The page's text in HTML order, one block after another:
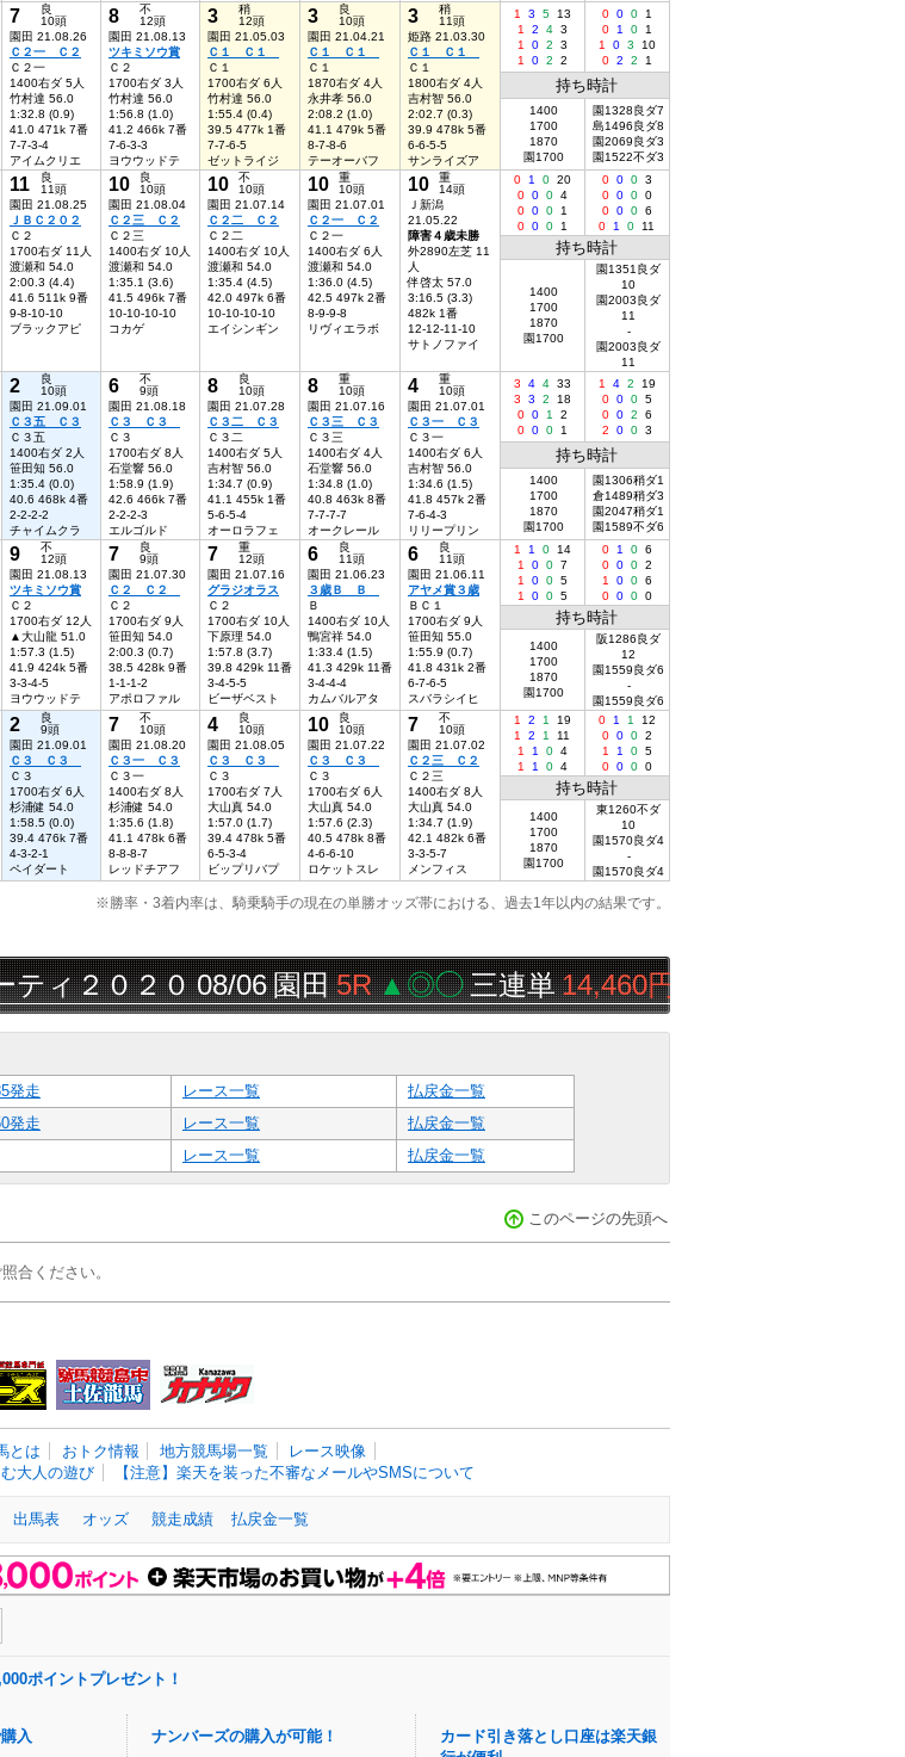
7
良
10頭
園田 21.08.26
Ｃ２一 Ｃ２
Ｃ２一
1400右ダ 5人
竹村達 56.0
1:32.8 (0.9)
41.0 471k 7番
7-7-3-4
アイムクリエ
8
不
12頭
園田 21.08.13
ツキミソウ賞
Ｃ２
1700右ダ 3人
竹村達 56.0
1:56.8 (1.0)
41.2 466k 7番
7-6-3-3
ヨウウッドテ
3
稍
12頭
園田 21.05.03
Ｃ１ Ｃ１
Ｃ１
1700右ダ 6人
竹村達 56.0
1:55.4 (0.4)
39.5 477k 1番
7-7-6-5
ゼットライジ
3
良
10頭
園田 21.04.21
Ｃ１ Ｃ１
Ｃ１
1870右ダ 4人
永井孝 56.0
2:08.2 (1.0)
41.1 479k 5番
8-7-8-6
テーオーバフ
3
稍
11頭
姫路 21.03.30
Ｃ１ Ｃ１
Ｃ１
1800右ダ 4人
吉村智 56.0
2:02.7 (0.3)
39.9 478k 5番
6-6-5-5
サンライズア
1 3 5
13
1
2 4 3
1
0 2
3
1
0 2 2
0 0 0
1
0
1 0
1
1
0 3
10
0 2 2 1
持ち時計
1400
1700
1870
園1700
園1328良ダ7
島1496良ダ8
園2069良ダ3
園1522不ダ3
11
良
11頭
園田 21.08.25
ＪＢＣ２０２
Ｃ２
1700右ダ 11人
渡瀬和 54.0
2:00.3 (4.4)
41.6 511k 9番
9-8-10-10
ブラックアピ
10
良
10頭
園田 21.08.04
Ｃ２三 Ｃ２
Ｃ２三
1400右ダ 10人
渡瀬和 54.0
1:35.1 (3.6)
41.5 496k 7番
10-10-10-10
コカゲ
10
不
10頭
園田 21.07.14
Ｃ２二 Ｃ２
Ｃ２二
1400右ダ 10人
渡瀬和 54.0
1:35.4 (4.5)
42.0 497k 6番
10-10-10-10
エイシンギン
10
重
10頭
園田 21.07.01
Ｃ２一 Ｃ２
Ｃ２一
1400右ダ 6人
渡瀬和 54.0
1:36.0 (4.5)
42.5 497k 2番
8-9-9-8
リヴィエラボ
10
重
14頭
Ｊ新潟
21.05.22
障害４歳未勝
外2890左芝 11
人
伴啓太 57.0
3:16.5 (3.3)
482k 1番
12-12-11-10
サトノファイ
0 1 0 20
0 0 0 4
0 0 0
1
0 0 0 1
0 0 0 3
0 0 0 0
0 0 0 6
0
1 0 11
持ち時計
1400
1700
1870
園1700
園1351良ダ
10
園2003良ダ
11
-
園2003良ダ
11
2
良
10頭
園田 21.09.01
Ｃ３五 Ｃ３
Ｃ３五
1400右ダ 2人
笹田知 56.0
1:35.4 (0.0)
40.6 468k 4番
2-2-2-2
チャイムクラ
6
不
9頭
園田 21.08.18
Ｃ３ Ｃ３
Ｃ３
1700右ダ 8人
石堂響 56.0
1:58.9 (1.9)
42.6 466k 7番
2-2-2-3
エルゴルド
8
良
10頭
園田 21.07.28
Ｃ３二 Ｃ３
Ｃ３二
1400右ダ 5人
吉村智 56.0
1:34.7 (0.9)
41.1 455k 1番
5-6-5-4
オーロラフェ
8
重
10頭
園田 21.07.16
Ｃ３三 Ｃ３
Ｃ３三
1400右ダ 4人
石堂響 56.0
1:34.8 (1.0)
40.8 463k 8番
7-7-7-7
オークレール
4
重
10頭
園田 21.07.01
Ｃ３一 Ｃ３
Ｃ３一
1400右ダ 6人
吉村智 56.0
1:34.6 (1.5)
41.8 457k 2番
7-6-4-3
リリープリン
3 4 4 33
3
3 2
18
0 0 1
2
0 0 0 1
1 4 2
19
0 0 0 5
0 0 2
6
2
0 0 3
持ち時計
1400
1700
1870
園1700
園1306稍ダ1
倉1489稍ダ3
園2047稍ダ1
園1589不ダ6
9
不
12頭
園田 21.08.13
ツキミソウ賞
Ｃ２
1700右ダ 12人
▲大山龍 51.0
1:57.3 (1.5)
41.9 424k 5番
3-3-4-5
ヨウウッドテ
7
良
9頭
園田 21.07.30
Ｃ２ Ｃ２
Ｃ２
1700右ダ 9人
笹田知 54.0
2:00.3 (0.7)
38.5 428k 9番
1-1-1-2
アポロファル
7
重
12頭
園田 21.07.16
グラジオラス
Ｃ２
1700右ダ 10人
下原理 54.0
1:57.8 (3.7)
39.8 429k 11番
3-4-5-5
ビーザベスト
6
良
11頭
園田 21.06.23
３歳Ｂ Ｂ
Ｂ
1400右ダ 10人
鴨宮祥 54.0
1:33.4 (1.5)
41.3 429k 11番
3-4-4-4
カムバルアタ
6
良
11頭
園田 21.06.11
アヤメ賞３歳
ＢＣ１
1700右ダ 9人
笹田知 55.0
1:55.9 (0.7)
41.8 431k 2番
6-7-6-5
スバラシイヒ
1 1 0
14
1
0 0 7
1
0 0 5
1
0 0 5
0 1 0 6
0 0 0 2
1
0 0 6
0 0 0 0
持ち時計
1400
1700
1870
園1700
阪1286良ダ
12
園1559良ダ6
-
園1559良ダ6
2
良
9頭
園田 21.09.01
Ｃ３ Ｃ３
Ｃ３
1700右ダ 6人
杉浦健 54.0
1:58.5 (0.0)
39.4 476k 7番
4-3-2-1
ペイダート
7
不
10頭
園田 21.08.20
Ｃ３一 Ｃ３
Ｃ３一
1400右ダ 8人
杉浦健 54.0
1:35.6 (1.8)
41.1 478k 6番
8-8-8-7
レッドチアフ
4
良
10頭
園田 21.08.05
Ｃ３ Ｃ３
Ｃ３
1700右ダ 7人
大山真 54.0
1:57.0 (1.7)
39.4 478k 5番
6-5-3-4
ビップリバプ
10
良
10頭
園田 21.07.22
Ｃ３ Ｃ３
Ｃ３
1700右ダ 6人
大山真 54.0
1:57.6 (2.3)
40.5 478k 8番
4-6-6-10
ロケットスレ
7
不
10頭
園田 21.07.02
Ｃ２三 Ｃ２
Ｃ２三
1400右ダ 8人
大山真 54.0
1:34.7 (1.9)
42.1 482k 6番
3-3-5-7
メンフィス
1 2 1
19
1
2 1
11
1
1 0 4
1
1 0 4
0 1 1
12
0 0 0 2
1
1 0 5
0 0 0 0
持ち時計
1400
1700
1870
園1700
東1260不ダ
10
園1570良ダ4
-
園1570良ダ4
※勝率・3着内率は、騎乗騎手の現在の単勝オッズ帯における、過去1年以内の結果です。
２０２０ 08/06園田5R▲◎◯三連単 14,460円
発走 レース一覧
払戻金一覧
発走 レース一覧
払戻金一覧
レース一覧 払戻金一覧
このページの先頭へ
合ください。
とは おトク情報 地方競馬場一覧
レース映像
大人の遊び
【注意】楽天を装った不審なメールやSMSについて
出馬表 オッズ 競走成績 払戻金一覧
ポイントプレゼント！
入 ナンバーズの購入が可能！
カード引き落とし口座は楽天銀